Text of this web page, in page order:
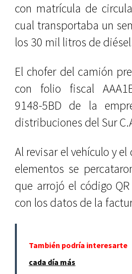
con matrícula de
cual transportaba un
los 30 mil litros de
El chofer del camión
con folio fiscal
9148-5BD de la
distribuciones del Sur
Al revisar el vehículo y
elementos se
que arrojó el código
con los datos de la
También podría interesarte
cada día más